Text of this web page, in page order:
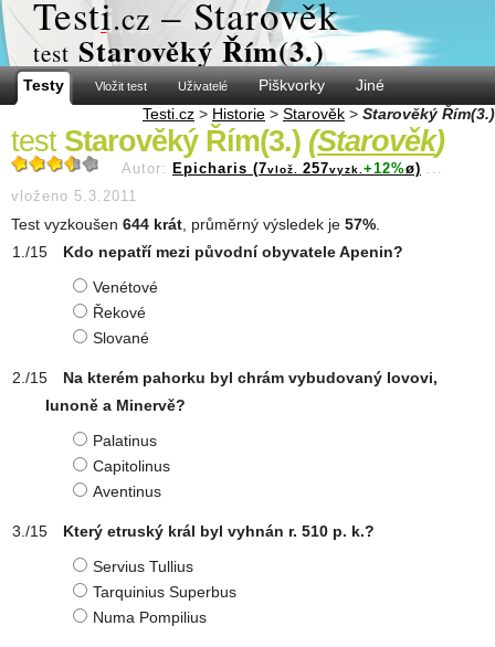
Testi.cz – Starověk
test Starověký Řím(3.)
Testy Vložit test Uživatelé Piškvorky
Jiné
Testi.cz > Historie > Starověk > Starověký Řím(3.)
test Starověký Řím(3.) (Starověk)
Autor: Epicharis (7vlož. 257vyzk. +12%ø) ...
vloženo 5.3.2011
Test vyzkoušen 644 krát , průměrný výsledek je 57%
Kdo nepatří mezi původní obyvatele Apenin?
Venétové
Řekové
Slované
Na kterém pahorku byl chrám vybudovaný Iovovi,
Iunoně a Minervě?
Palatinus
Capitolinus
Aventinus
Který etruský král byl vyhnán r. 510 p. k.?
Servius Tullius
Tarquinius Superbus
Numa Pompilius